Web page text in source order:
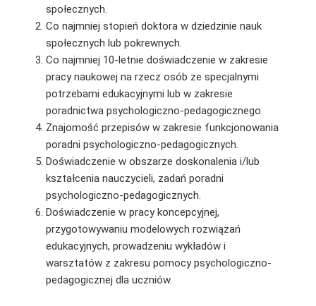
społecznych.
Co najmniej stopień doktora w dziedzinie nauk
społecznych lub pokrewnych.
Co najmniej 10-letnie doświadczenie w zakresie
pracy naukowej na rzecz osób ze specjalnymi
potrzebami edukacyjnymi lub w zakresie
poradnictwa psychologiczno-pedagogicznego.
Znajomość przepisów w zakresie funkcjonowania
poradni psychologiczno-pedagogicznych.
Doświadczenie w obszarze doskonalenia i/lub
kształcenia nauczycieli, zadań poradni
psychologiczno-pedagogicznych.
Doświadczenie w pracy koncepcyjnej,
przygotowywaniu modelowych rozwiązań
edukacyjnych, prowadzeniu wykładów i
warsztatów z zakresu pomocy psychologiczno-
pedagogicznej dla uczniów.